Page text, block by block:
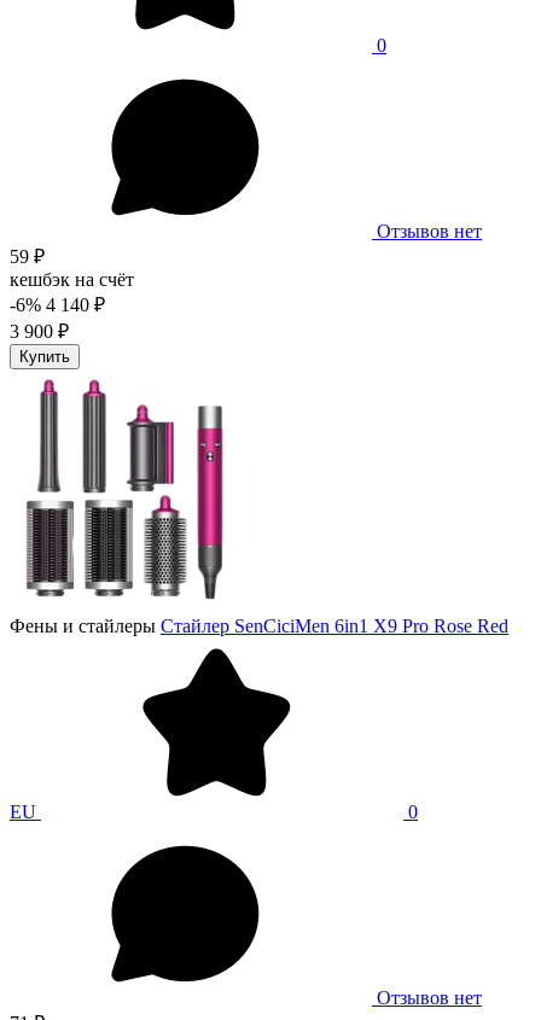
0
Отзывов нет
59 ₽
кешбэк на счёт
-6% 4 140 ₽
3 900 ₽
Купить
Фены и стайлеры Стайлер SenCiciMen 6in1 X9 Pro Rose Red
EU 0
Отзывов нет